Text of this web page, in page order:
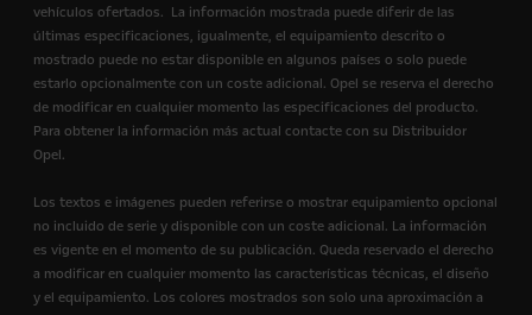
vehículos ofertados. La información mostrada puede diferir de las
últimas especificaciones, igualmente, el equipamiento descrito o
mostrado puede no estar disponible en algunos países o solo puede
estarlo opcionalmente con un coste adicional. Opel se reserva el derecho
de modificar en cualquier momento las especificaciones del producto.
Para obtener la información más actual contacte con su Distribuidor
Opel.
Los textos e imágenes pueden referirse o mostrar equipamiento opcional
no incluido de serie y disponible con un coste adicional. La información
es vigente en el momento de su publicación. Queda reservado el derecho
a modificar en cualquier momento las características técnicas, el diseño
y el equipamiento. Los colores mostrados son solo una aproximación a